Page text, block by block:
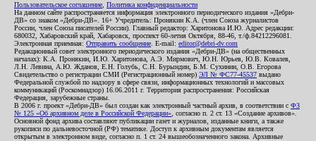
Пользовательское соглашение Политика конфиденциальности
На данном сайте распространяется информация электронного периодического издания «Дебри-
ДВ» со знаком «Дебри-ДВ». 16+ Учредитель: Пронякин К.А. (член Союза журналистов
России, член Союза писателей России). Главный редактор: Харитонова И.Ю. Адрес редакции:
680032, Хабаровский край, Хабаровск, проспект 60-летия Октября, 88-46, т./ф.84212296081.
Электронная приемная: Отправить сообщение . E-mail: editor@debri-dv.com
Редакционный совет электронного периодического издания «Дебри-ДВ» (на общественных
началах): К.А. Пронякин, И.Ю. Харитонова, А.Э. Мирмович, Ю.Н. Юрьев, Ю.В. Ковалев,
Л.Н. Левина, А.Ю. Жданов, Е.Н. Голубь, С.Н. Бурындин, Б.М. Сухинин, О.В. Егорова
Свидетельство о регистрации СМИ (Регистрационный номер) ЭЛ № ФС77-45537 выдано
Федеральной службой по надзору в сфере связи, информационных технологий и массовых
коммуникаций (Роскомнадзор) 16.06.2011 г. Территория распространения: Российская
Федерация, зарубежные страны.
В 2006 г. проект «Дебри-ДВ» был создан как электронный частный архив, в соответствии с ФЗ
№ 125 «Об архивном деле в Российской Федерации» , согласно п. 2 ст. 13 «Создание архивов».
Основной фонд архива составляют публикации газет и журналов, изданные книги, а также
рукописи по дальневосточной (РФ) тематике. Доступ к архивным документам является
открытым в электронном виде, согласно п. 1 ст. 24 вышеобозначенного закона. Архивные